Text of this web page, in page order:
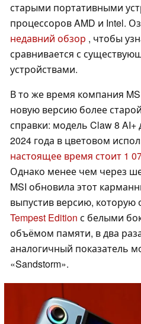
старыми портативными
процессоров AMD и Intel.
недавний обзор , чтобы
сравнивается с
устройствами.
В то же время компания
новую версию более
справки: модель Claw 8
2024 года в цветовом
настоящее время стоит 1
Однако менее чем через
MSI обновила этот
выпустив версию, которую
Tempest Edition с белыми
объёмом памяти, в два
аналогичный показатель
«Sandstorm».